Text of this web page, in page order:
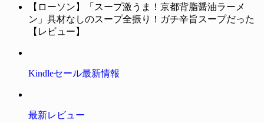
【ローソン】「スープ激うま！京都背脂醤油ラーメ
ン」具材なしのスープ全振り！ガチ辛旨スープだった
【レビュー】
Kindleセール最新情報
最新レビュー